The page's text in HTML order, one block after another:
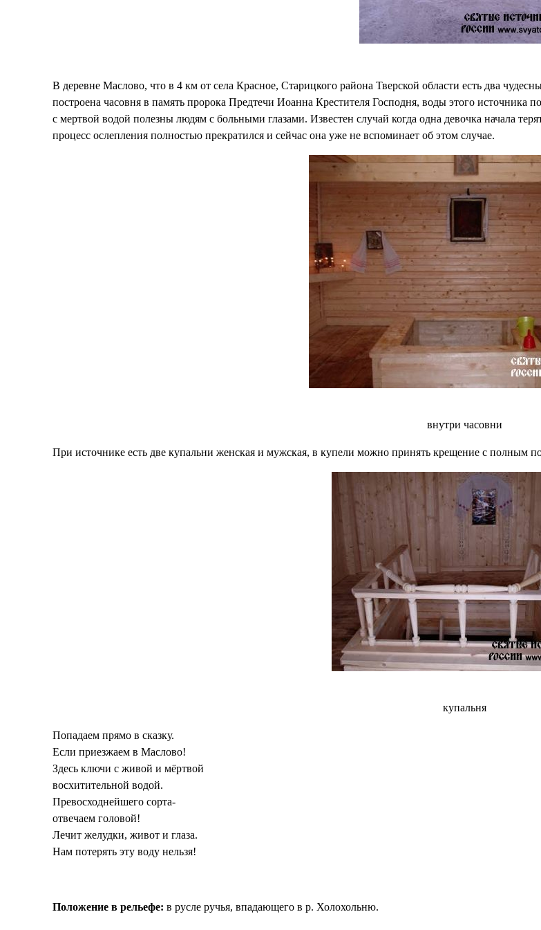
В деревне Маслово, что в 4 км от села Красное, Старицкого района Тверской области есть два
построена часовня в память пророка Предтечи Иоанна Крестителя Господня, воды этого
с мертвой водой полезны людям с больными глазами. Известен случай когда одна девочка начала
процесс ослепления полностью прекратился и сейчас она уже не вспоминает об этом случае.
внутри часовни
При источнике есть две купальни женская и мужская, в купели можно принять крещение с полным
купальня
Попадаем прямо в сказку.
Если приезжаем в Маслово!
Здесь ключи с живой и мёртвой
восхитительной водой.
Превосходнейшего сорта-
отвечаем головой!
Лечит желудки, живот и глаза.
Нам потерять эту воду нельзя!
Положение в рельефе: в русле ручья, впадающего в р. Холохольню.